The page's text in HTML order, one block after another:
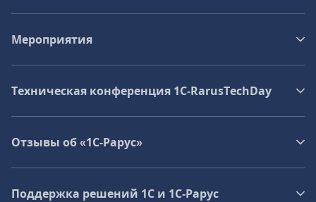
Мероприятия
Техническая конференция 1C‑RarusTechDay
Отзывы об «1С-Рарус»
Поддержка решений 1С и 1С‑Рарус